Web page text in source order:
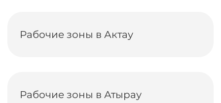
Рабочие зоны в Актау
Рабочие зоны в Атырау